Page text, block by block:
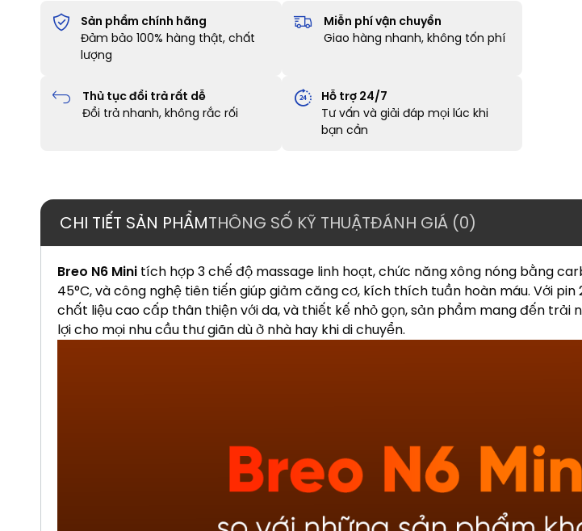
Sản phẩm chính hãng
Đảm bảo 100% hàng thật, chất
lượng
Miễn phí vận chuyển
Giao hàng nhanh, không tốn phí
Thủ tục đổi trả rất dễ
Đổi trả nhanh, không rắc rối
Hỗ trợ 24/7
Tư vấn và giải đáp mọi lúc khi
bạn cần
CHI TIẾT SẢN PHẨMTHÔNG SỐ KỸ THUẬTĐÁNH GIÁ (0)
Breo N6 Mini tích hợp 3 chế độ massage linh hoạt, chức năng xông nóng bằng
45°C, và công nghệ tiên tiến giúp giảm căng cơ, kích thích tuần hoàn máu. Với pin
chất liệu cao cấp thân thiện với da, và thiết kế nhỏ gọn, sản phẩm mang đến trải
lợi cho mọi nhu cầu thư giãn dù ở nhà hay khi di chuyển.